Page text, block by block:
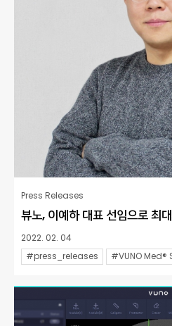
Press Releases
뷰노, 이예하 대표 선임으로 최
2022. 02. 04
#press_releases
#VUNO Med®